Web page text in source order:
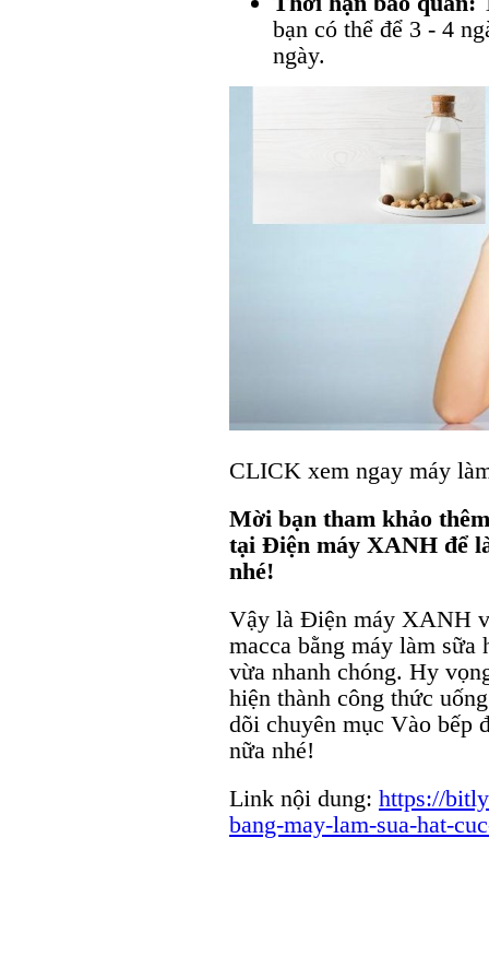
bạn có thể để 3 - 4
ngày.
CLICK xem ngay máy
Mời bạn tham khảo
tại Điện máy XANH để
nhé!
Vậy là Điện máy XANH
macca bằng máy làm
vừa nhanh chóng. Hy
hiện thành công thức
dõi chuyên mục Vào bếp
nữa nhé!
Link nội dung: https://
bang-may-lam-sua-hat-